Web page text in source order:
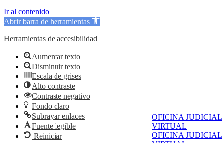
OFICINA JUDICIAL
VIRTUAL
OFICINA JUDICIAL
Ir al contenido
Abrir barra de herramientas
Herramientas de accesibilidad
Aumentar texto
Disminuir texto
Escala de grises
Alto contraste
Contraste negativo
Fondo claro
Subrayar enlaces
Fuente legible
Reiniciar